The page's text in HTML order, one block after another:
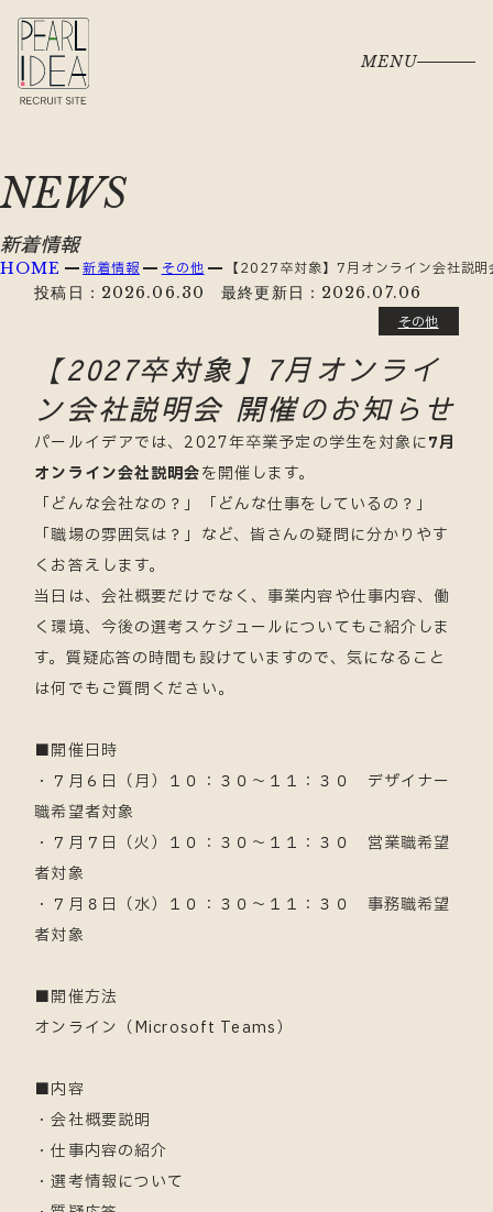
MENU
NEWS
新着情報
HOME 新着情報 その他
【2027卒対象】7月オンライン会社説
投稿日：2026.06.30 最終更新日：2026.07.06
その他
【2027卒対象】7月オンライ
ン会社説明会 開催のお知らせ
パールイデアでは、2027年卒業予定の学生を対象に7月
オンライン会社説明会を開催します。
「どんな会社なの？」「どんな仕事をしているの？」
「職場の雰囲気は？」など、皆さんの疑問に分かりやす
くお答えします。
当日は、会社概要だけでなく、事業内容や仕事内容、働
く環境、今後の選考スケジュールについてもご紹介しま
す。質疑応答の時間も設けていますので、気になること
は何でもご質問ください。
■開催日時
・７月６日（月）１０：３０～１１：３０ デザイナー
職希望者対象
・７月７日（火）１０：３０～１１：３０ 営業職希望
者対象
・７月８日（水）１０：３０～１１：３０ 事務職希望
者対象
■開催方法
オンライン（Microsoft Teams）
■内容
・会社概要説明
・仕事内容の紹介
・選考情報について